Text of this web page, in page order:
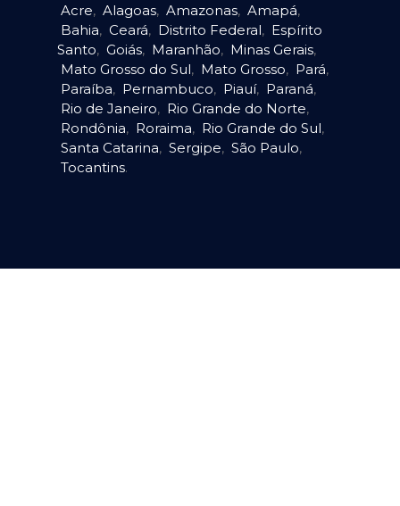
Acre, Alagoas, Amazonas, Amapá,
Bahia, Ceará, Distrito Federal, Espírito
Santo, Goiás, Maranhão, Minas Gerais,
Mato Grosso do Sul, Mato Grosso, Pará,
Paraíba, Pernambuco, Piauí, Paraná,
Rio de Janeiro, Rio Grande do Norte,
Rondônia, Roraima, Rio Grande do Sul,
Santa Catarina, Sergipe, São Paulo,
Tocantins.